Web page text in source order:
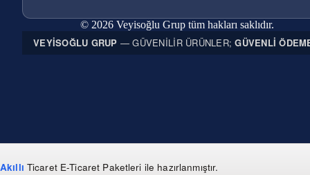
© 2026 Veyisoğlu Grup tüm hakları saklıdır.
VEYISOĞLU GRUP — GÜVENILIR ÜRÜNLER;GÜVENLI
Akıllı Ticaret E-Ticaret Paketleri ile hazırlanmıştır.